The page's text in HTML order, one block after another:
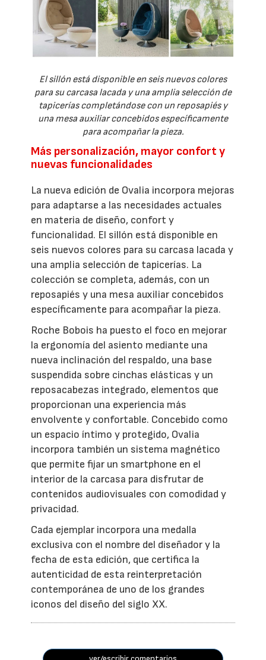
El sillón está disponible en seis nuevos colores
para su carcasa lacada y una amplia selección de
tapicerías completándose con un reposapiés y
una mesa auxiliar concebidos específicamente
para acompañar la pieza.
Más personalización, mayor confort y
nuevas funcionalidades
La nueva edición de Ovalia incorpora mejoras
para adaptarse a las necesidades actuales
en materia de diseño, confort y
funcionalidad. El sillón está disponible en
seis nuevos colores para su carcasa lacada y
una amplia selección de tapicerías. La
colección se completa, además, con un
reposapiés y una mesa auxiliar concebidos
específicamente para acompañar la pieza.
Roche Bobois ha puesto el foco en mejorar
la ergonomía del asiento mediante una
nueva inclinación del respaldo, una base
suspendida sobre cinchas elásticas y un
reposacabezas integrado, elementos que
proporcionan una experiencia más
envolvente y confortable. Concebido como
un espacio íntimo y protegido, Ovalia
incorpora también un sistema magnético
que permite fijar un smartphone en el
interior de la carcasa para disfrutar de
contenidos audiovisuales con comodidad y
privacidad.
Cada ejemplar incorpora una medalla
exclusiva con el nombre del diseñador y la
fecha de esta edición, que certifica la
autenticidad de esta reinterpretación
contemporánea de uno de los grandes
iconos del diseño del siglo XX.